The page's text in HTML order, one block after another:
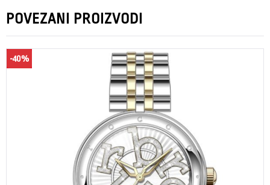
POVEZANI PROIZVODI
-40%